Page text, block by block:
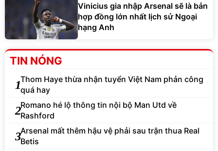
Vinicius gia nhập Arsenal sẽ là bản
hợp đồng lớn nhất lịch sử Ngoại
hạng Anh
TIN NÓNG
1Thom Haye thừa nhận tuyển Việt Nam phản công
quá hay
2Romano hé lộ thông tin nội bộ Man Utd về
Rashford
3Arsenal mất thêm hậu vệ phải sau trận thua Real
Betis